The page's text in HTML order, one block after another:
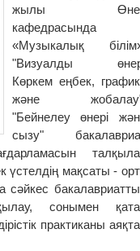
жылы
кафедрасында
«Музыкалық
"Визуалды
Көркем еңбек,
және
"Бейнелеу өнері
сызу"
үстелдің мақсаты -
сәйкес
сонымен
практиканы